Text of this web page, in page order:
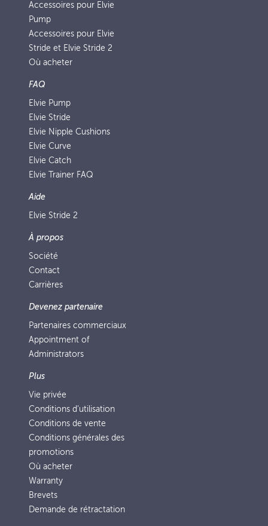
Accessoires pour Elvie
Pump
Accessoires pour Elvie
Stride et Elvie Stride 2
Où acheter
FAQ
Elvie Pump
Elvie Stride
Elvie Nipple Cushions
Elvie Curve
Elvie Catch
Elvie Trainer FAQ
Aide
Elvie Stride 2
À propos
Société
Contact
Carrières
Devenez partenaire
Partenaires commerciaux
Appointment of
Administrators
Plus
Vie privée
Conditions d’utilisation
Conditions de vente
Conditions générales des
promotions
Où acheter
Warranty
Brevets
Demande de rétractation